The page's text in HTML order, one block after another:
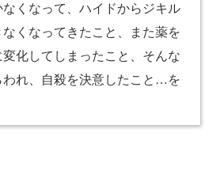
くなって、ハイドからジキル
くなってきたこと、また薬を
化してしまったこと、そんな
われ、自殺を決意したこと…を